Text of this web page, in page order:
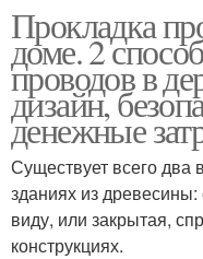
Проводка в
доме
Электропроводка в
деревянном доме
Прокладка
доме. 2
проводов в
дизайн,
денежные
Существует всего два
зданиях из
виду, или закрытая,
конструкциях.